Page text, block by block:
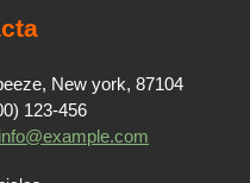
New york, 87104
123-456
info@example.com